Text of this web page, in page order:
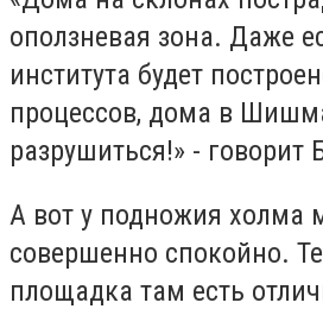
оползневая зона. Даже
института будет
процессов, дома в
разрушиться!» - говорит
А вот у подножия холма
совершенно спокойно.
площадка там есть